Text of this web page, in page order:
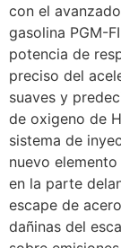
con el
gasolina PGM-
potencia de
preciso del
suaves y
de oxigeno de
sistema de
nuevo
en la parte
escape de
dañinas del